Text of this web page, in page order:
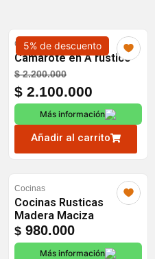
5% de descuento
Camarotes rusticos
Camarote en A rústico
$2.200.000Original
price
was:
$ 2.200.000.
$ 2.100.000
is:
$
Más información
Añadir al carrito
Cocinas
Cocinas Rusticas
Madera Maciza
$ 980.000
Más información